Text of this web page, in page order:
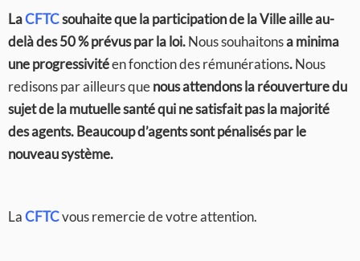
LaCFTCsouhaite que la participation de la Ville aille au-
delà des 50 % prévus par la loi.Nous souhaitonsa minima
une progressivitéen fonction des rémunérations.Nous
redisons par ailleurs quenous attendons la réouverture du
sujet de la mutuelle santé qui ne satisfait pas la majorité
des agents. Beaucoup d’agents sont pénalisés par le
nouveau système.
LaCFTCvous remercie de votre attention.